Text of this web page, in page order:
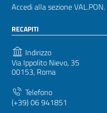
Accedi alla sezione VAL.PON.
RECAPITI
Indirizzo
Via Ippolito Nievo, 35
00153, Roma
Telefono
(+39) 06 941851